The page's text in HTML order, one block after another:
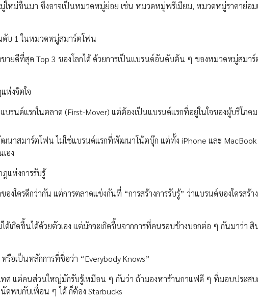
ใหม่ขึ้นมา ซึ่งอาจเป็นหมวดหมู่ย่อย เช่น หมวดหมู่พรีเมียม, หมวดหมู่ราคาย่อม
ดับ 1 ในหมวดหมู่สมาร์ตโฟน
ยดีที่สุด Top 3 ของโลกได้ ด้วยการเป็นแบรนด์อันดับต้น ๆ ของหมวดหมู่สมาร์
ห่งจิตใจ
รนด์แรกในตลาด (First-Mover) แต่ต้องเป็นแบรนด์แรกที่อยู่ในใจของผู้บริโภคม
นาสมาร์ตโฟน ไม่ใช่แบรนด์แรกที่พัฒนาโน้ตบุ๊ก แต่ทั้ง iPhone และ MacBook
อง
แห่งการรับรู้
งใครดีกว่ากัน แต่การตลาดแข่งกันที่ “การสร้างการรับรู้” ว่าแบรนด์ของใครสร้า
ด้เกิดขึ้นได้ด้วยตัวเอง แต่มักจะเกิดขึ้นจากการที่คนรอบข้างบอกต่อ ๆ กันมาว่า
อเป็นหลักการที่ชื่อว่า “Everybody Knows”
ศ แต่คนส่วนใหญ่มักรับรู้เหมือน ๆ กันว่า ถ้ามองหาร้านกาแฟดี ๆ ที่มอบประสบ
ดพบกับเพื่อน ๆ ได้ ก็ต้อง Starbucks